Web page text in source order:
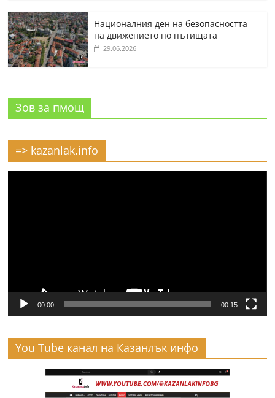
Националния ден на безопасността
на движението по пътищата
29.06.2026
Зов за пмощ
=> kazanlak.info
00:00 00:15
You Tube канал на Казанлък инфо